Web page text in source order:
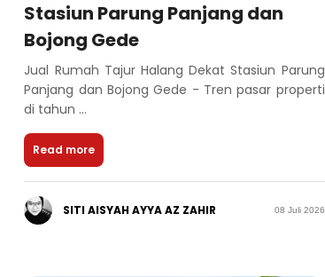
Stasiun Parung Panjang dan
Bojong Gede
Jual Rumah Tajur Halang Dekat Stasiun Parung
Panjang dan Bojong Gede - Tren pasar properti
di tahun ...
Read more
SITI AISYAH AYYA AZ ZAHIR 08 Juli 2026